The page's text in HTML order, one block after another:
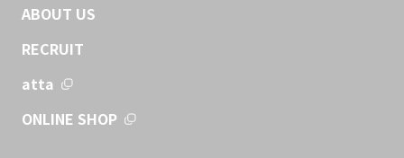
ABOUT US
RECRUIT
atta
ONLINE SHOP